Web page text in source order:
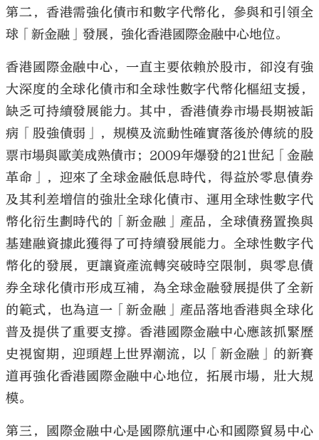
第二，香港需強化債市和數字代幣化，參與和引領全
球「新金融」發展，強化香港國際金融中心地位。
香港國際金融中心，一直主要依賴於股市，卻沒有強
大深度的全球化債市和全球性數字代幣化樞紐支援，
缺乏可持續發展能力。其中，香港債券市場長期被詬
病「股強債弱」，規模及流動性確實落後於傳統的股
票市場與歐美成熟債市；2009年爆發的21世紀「金融
革命」，迎來了全球金融低息時代，得益於零息債券
及其利差增信的強壯全球化債市、運用全球性數字代
幣化衍生劃時代的「新金融」產品，全球債務置換與
基建融資據此獲得了可持續發展能力。全球性數字代
幣化的發展，更讓資產流轉突破時空限制，與零息債
券全球化債市形成互補，為全球金融發展提供了全新
的範式，也為這一「新金融」產品落地香港與全球化
普及提供了重要支撐。香港國際金融中心應該抓緊歷
史視窗期，迎頭趕上世界潮流，以「新金融」的新賽
道再強化香港國際金融中心地位，拓展市場，壯大規
模。
第三，國際金融中心是國際航運中心和國際貿易中心